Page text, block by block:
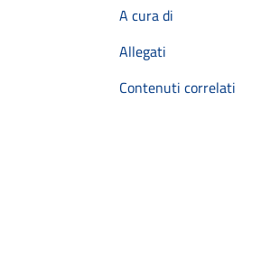
A cura di
Allegati
Contenuti correlati